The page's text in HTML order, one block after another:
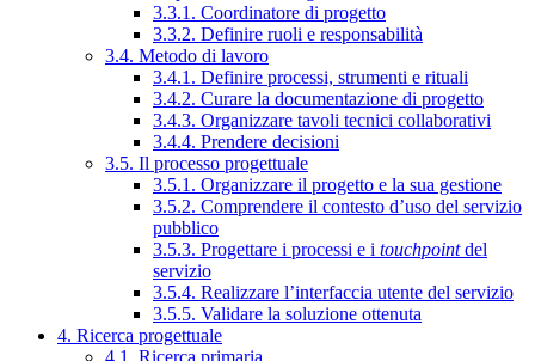
3.3.1. Coordinatore di progetto
3.3.2. Definire ruoli e responsabilità
3.4. Metodo di lavoro
3.4.1. Definire processi, strumenti e rituali
3.4.2. Curare la documentazione di progetto
3.4.3. Organizzare tavoli tecnici collaborativi
3.4.4. Prendere decisioni
3.5. Il processo progettuale
3.5.1. Organizzare il progetto e la sua gestione
3.5.2. Comprendere il contesto d’uso del servizio
pubblico
3.5.3. Progettare i processi e i touchpointdel
servizio
3.5.4. Realizzare l’interfaccia utente del servizio
3.5.5. Validare la soluzione ottenuta
4. Ricerca progettuale
4.1. Ricerca primaria